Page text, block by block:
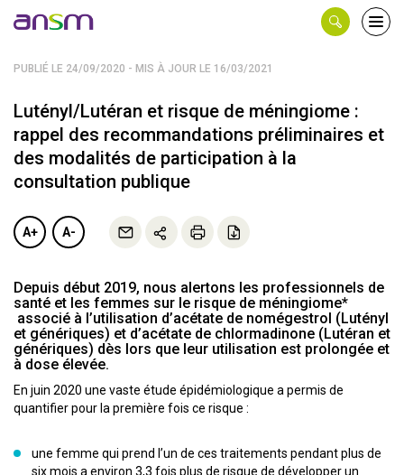
PUBLIÉ LE 24/09/2020 - MIS À JOUR LE 16/03/2021
Lutényl/Lutéran et risque de méningiome :
rappel des recommandations préliminaires et
des modalités de participation à la
consultation publique
A+ A-
Depuis début 2019, nous alertons les professionnels de
santé et les femmes sur le risque de méningiome*
associé à l’utilisation d’acétate de nomégestrol (Lutényl
et génériques) et d’acétate de chlormadinone (Lutéran et
génériques) dès lors que leur utilisation est prolongée et
à dose élevée.
En juin 2020 une vaste étude épidémiologique a permis de
quantifier pour la première fois ce risque :
une femme qui prend l’un de ces traitements pendant plus de
six mois a environ 3,3 fois plus de risque de développer un